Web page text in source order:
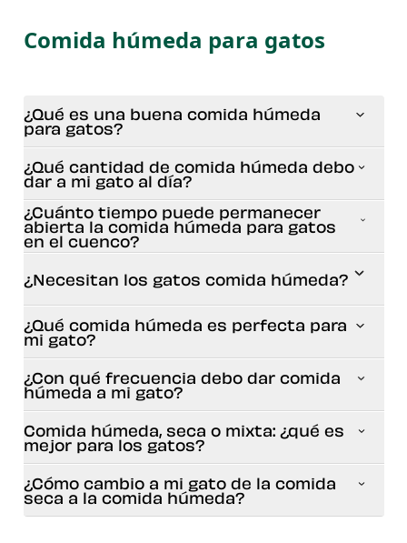
Comida húmeda para gatos
¿Qué es una buena comida húmeda
para gatos?
¿Qué cantidad de comida húmeda debo
dar a mi gato al día?
¿Cuánto tiempo puede permanecer
abierta la comida húmeda para gatos
en el cuenco?
¿Necesitan los gatos comida húmeda?
¿Qué comida húmeda es perfecta para
mi gato?
¿Con qué frecuencia debo dar comida
húmeda a mi gato?
Comida húmeda, seca o mixta: ¿qué es
mejor para los gatos?
¿Cómo cambio a mi gato de la comida
seca a la comida húmeda?